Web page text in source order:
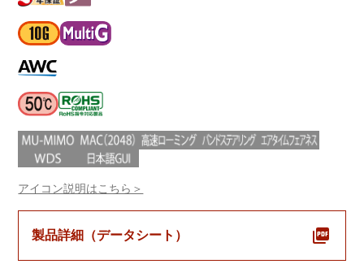
アイコン説明はこちら＞
製品詳細（データシート）